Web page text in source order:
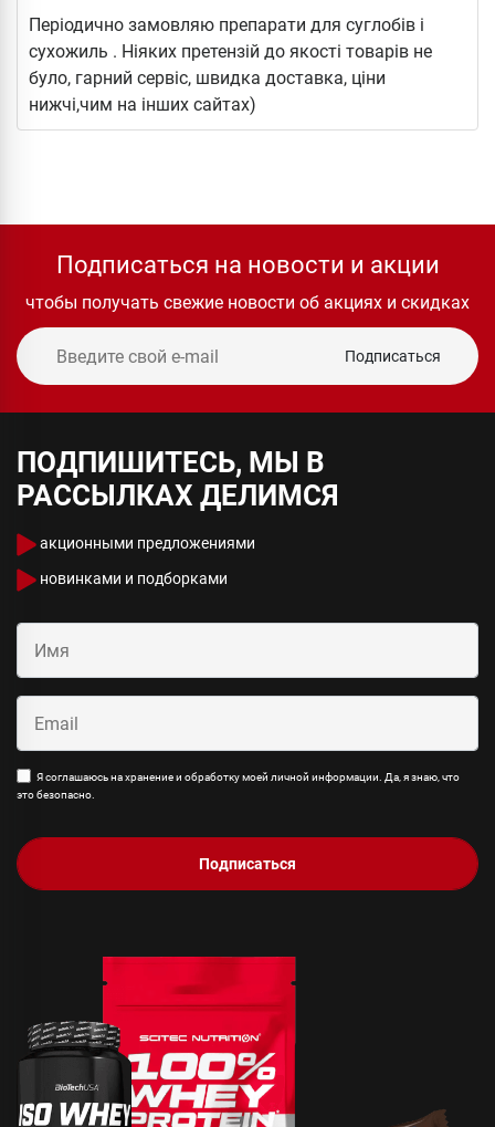
Періодично замовляю препарати для суглобів і
сухожиль . Ніяких претензій до якості товарів не
було, гарний сервіс, швидка доставка, ціни
нижчі,чим на інших сайтах)
Подписаться на новости и акции
чтобы получать свежие новости об акциях и скидках
Подписаться
ПОДПИШИТЕСЬ, МЫ В
РАССЫЛКАХ ДЕЛИМСЯ
акционными предложениями
новинками и подборками
Я соглашаюсь на хранение и обработку моей личной информации. Да, я знаю, что
это безопасно.
Подписаться